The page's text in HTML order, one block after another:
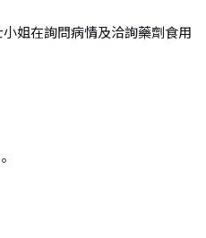
姐在詢問病情及洽詢藥劑食用